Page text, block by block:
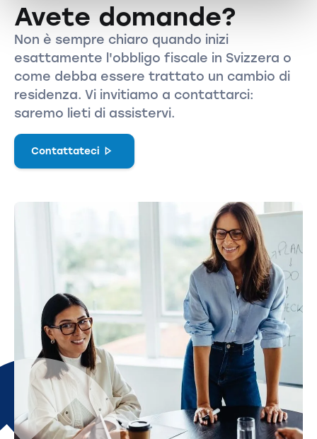
Avete domande?
Non è sempre chiaro quando inizi
esattamente l'obbligo fiscale in Svizzera o
come debba essere trattato un cambio di
residenza. Vi invitiamo a contattarci:
saremo lieti di assistervi.
Contattateci